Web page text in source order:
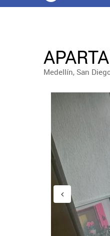
Medellín, San